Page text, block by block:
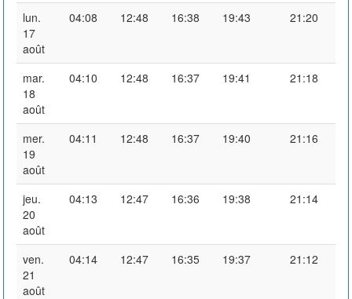
lun.
17
août
04:08 12:48 16:38 19:43 21:20
mar.
18
août
04:10 12:48 16:37 19:41 21:18
mer.
19
août
04:11 12:48 16:37 19:40 21:16
jeu.
20
août
04:13 12:47 16:36 19:38 21:14
ven.
21
août
04:14 12:47 16:35 19:37 21:12